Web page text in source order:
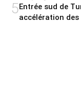
5Entrée sud de
accélération